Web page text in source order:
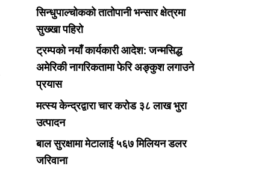
सिन्धुपाल्चोकको तातोपानी भन्सार क्षेत्रमा
सुख्खा पहिरो
ट्रम्पको नयाँ कार्यकारी आदेश: जन्मसिद्ध
अमेरिकी नागरिकतामा फेरि अङ्कुश लगाउने
प्रयास
मत्स्य केन्द्रद्वारा चार करोड ३८ लाख भुरा
उत्पादन
बाल सुरक्षामा मेटालाई ५६७ मिलियन डलर
जरिवाना